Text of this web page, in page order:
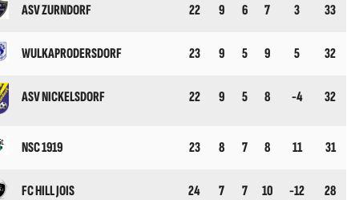
ASV ZURNDORF 22 9 6 7 3 33
WULKAPRODERSDORF 23 9 5 9 5 32
ASV NICKELSDORF 22 9 5 8 -4 32
NSC 1919 23 8 7 8 11 31
FC HILL JOIS 24 7 7 10 -12 28